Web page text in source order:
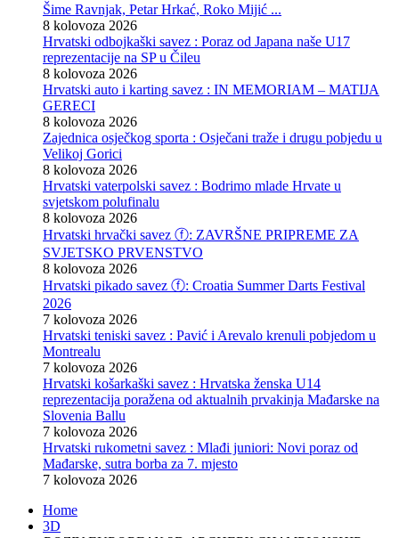
Šime Ravnjak, Petar Hrkać, Roko Mijić ...
8 kolovoza 2026
Hrvatski odbojkaški savez : Poraz od Japana naše U17
reprezentacije na SP u Čileu
8 kolovoza 2026
Hrvatski auto i karting savez : IN MEMORIAM – MATIJA
GERECI
8 kolovoza 2026
Zajednica osječkog sporta : Osječani traže i drugu pobjedu u
Velikoj Gorici
8 kolovoza 2026
Hrvatski vaterpolski savez : Bodrimo mlade Hrvate u
svjetskom polufinalu
8 kolovoza 2026
Hrvatski hrvački savez ⓕ: ZAVRŠNE PRIPREME ZA
SVJETSKO PRVENSTVO
8 kolovoza 2026
Hrvatski pikado savez ⓕ: Croatia Summer Darts Festival
2026
7 kolovoza 2026
Hrvatski teniski savez : Pavić i Arevalo krenuli pobjedom u
Montrealu
7 kolovoza 2026
Hrvatski košarkaški savez : Hrvatska ženska U14
reprezentacija poražena od aktualnih prvakinja Mađarske na
Slovenia Ballu
7 kolovoza 2026
Hrvatski rukometni savez : Mlađi juniori: Novi poraz od
Mađarske, sutra borba za 7. mjesto
7 kolovoza 2026
Home
3D